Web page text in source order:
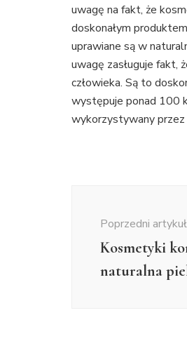
uwagę na fakt, że
doskonałym
uprawiane są w
uwagę zasługuje fakt,
człowieka. Są to
występuje ponad 100
wykorzystywany
Poprzedni artykuł
Kosmetyki
naturalna